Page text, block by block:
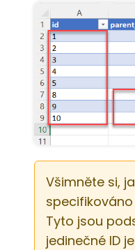
Všimněte si,
specifikováno
Tyto jsou
jedinečné ID